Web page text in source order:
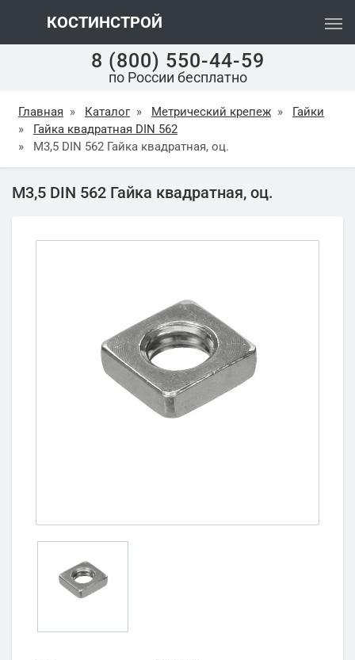
КОСТИНСТРОЙ
8 (800) 550-44-59
по России бесплатно
Главная » Каталог » Метрический крепеж »
Гайки
»
Гайка квадратная DIN 562
»
М3,5 DIN 562 Гайка квадратная, оц.
М3,5 DIN 562 Гайка квадратная, оц.